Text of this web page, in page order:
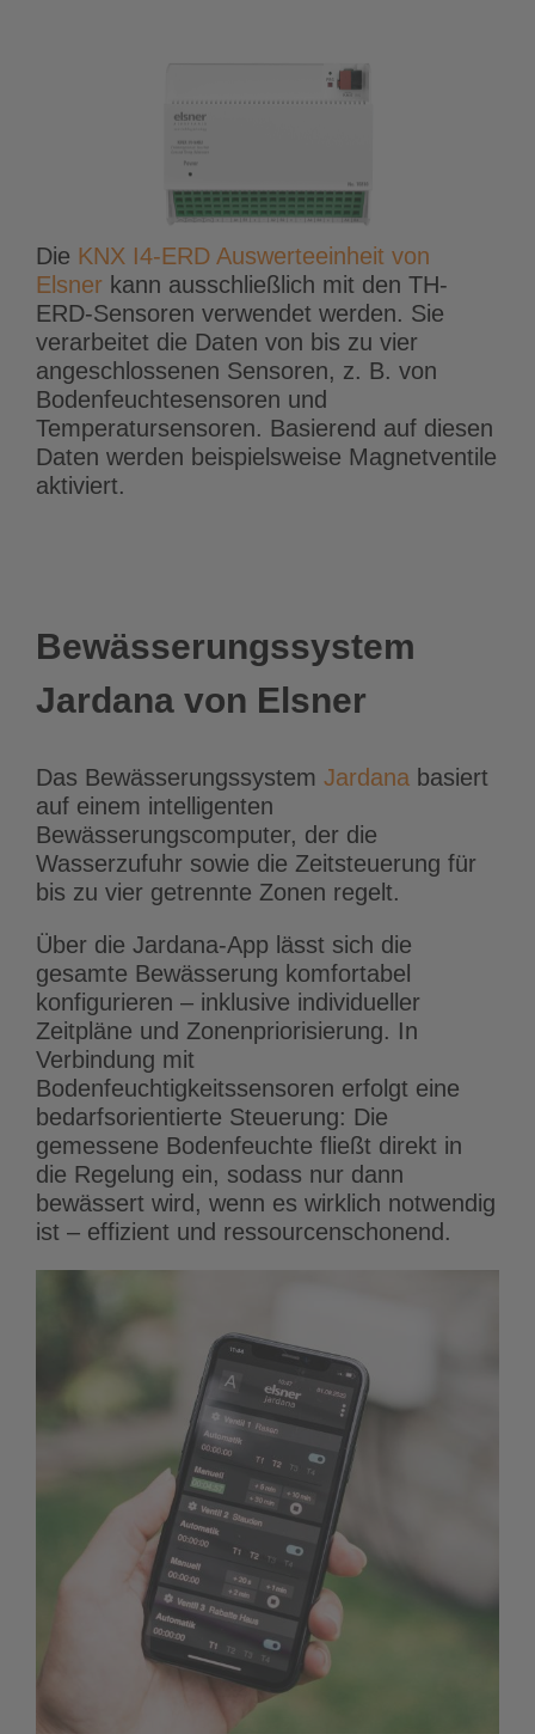
Die KNX I4-ERD Auswerteeinheit von
Elsner kann ausschließlich mit den TH-
ERD-Sensoren verwendet werden. Sie
verarbeitet die Daten von bis zu vier
angeschlossenen Sensoren, z. B. von
Bodenfeuchtesensoren und
Temperatursensoren. Basierend auf diesen
Daten werden beispielsweise Magnetventile
aktiviert.
Bewässerungssystem
Jardana von Elsner
Das Bewässerungssystem Jardana basiert
auf einem intelligenten
Bewässerungscomputer, der die
Wasserzufuhr sowie die Zeitsteuerung für
bis zu vier getrennte Zonen regelt.
Über die Jardana-App lässt sich die
gesamte Bewässerung komfortabel
konfigurieren – inklusive individueller
Zeitpläne und Zonenpriorisierung. In
Verbindung mit
Bodenfeuchtigkeitssensoren erfolgt eine
bedarfsorientierte Steuerung: Die
gemessene Bodenfeuchte fließt direkt in
die Regelung ein, sodass nur dann
bewässert wird, wenn es wirklich notwendig
ist – effizient und ressourcenschonend.